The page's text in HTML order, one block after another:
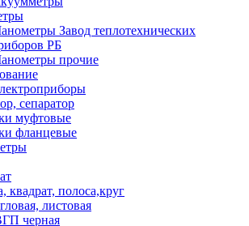
Завод теплотехнических
РБ
прочие
сепаратор
муфтовые
фланцевые
квадрат, полоса,круг
листовая
черная